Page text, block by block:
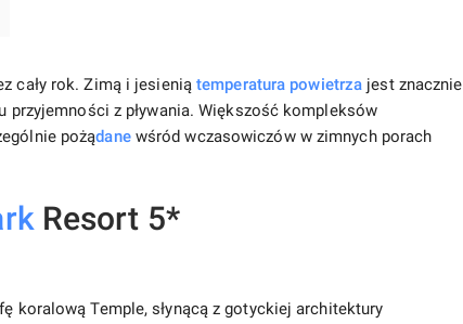
cały rok. Zimą i jesieniątemperatura powietrza jest znacznie
przyjemności z pływania. Większość kompleksów
pożądanewśród wczasowiczów w zimnych porach
Resort 5*
koralową Temple, słynącą z gotyckiej architektury